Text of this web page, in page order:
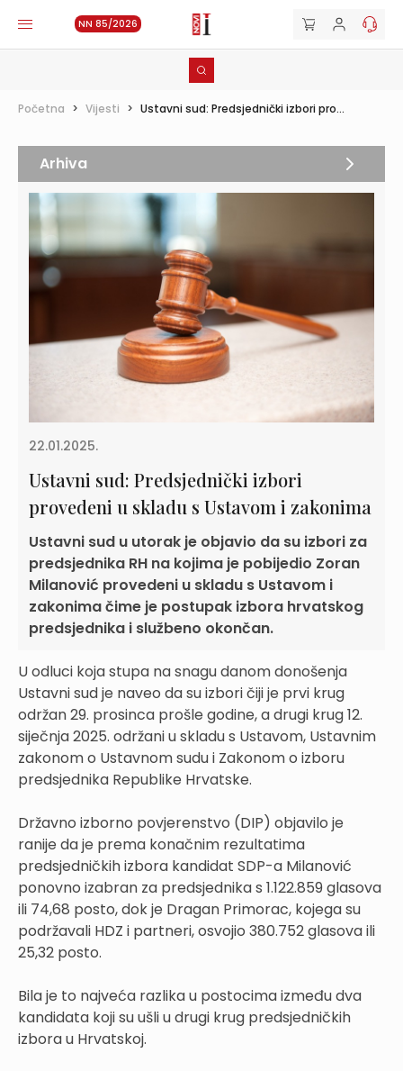
NN 85/2026
Početna > Vijesti > Ustavni sud: Predsjednički izbori pro...
22.01.2025.
Ustavni sud: Predsjednički izbori
provedeni u skladu s Ustavom i zakonima
Ustavni sud u utorak je objavio da su izbori za
predsjednika RH na kojima je pobijedio Zoran
Milanović provedeni u skladu s Ustavom i
zakonima čime je postupak izbora hrvatskog
predsjednika i službeno okončan.
U odluci koja stupa na snagu danom donošenja
Ustavni sud je naveo da su izbori čiji je prvi krug
održan 29. prosinca prošle godine, a drugi krug 12.
siječnja 2025. održani u skladu s Ustavom, Ustavnim
zakonom o Ustavnom sudu i Zakonom o izboru
predsjednika Republike Hrvatske.
Državno izborno povjerenstvo (DIP) objavilo je
ranije da je prema konačnim rezultatima
predsjedničkih izbora kandidat SDP-a Milanović
ponovno izabran za predsjednika s 1.122.859 glasova
ili 74,68 posto, dok je Dragan Primorac, kojega su
podržavali HDZ i partneri, osvojio 380.752 glasova ili
25,32 posto.
Bila je to najveća razlika u postocima između dva
kandidata koji su ušli u drugi krug predsjedničkih
izbora u Hrvatskoj.
Arhiva